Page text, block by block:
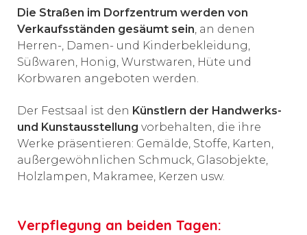
Die Straßen im Dorfzentrum werden von
Verkaufsständen gesäumt sein, an denen
Herren-, Damen- und Kinderbekleidung,
Süßwaren, Honig, Wurstwaren, Hüte und
Korbwaren angeboten werden.
Der Festsaal ist den Künstlern der Handwerks-
und Kunstausstellung vorbehalten, die ihre
Werke präsentieren: Gemälde, Stoffe, Karten,
außergewöhnlichen Schmuck, Glasobjekte,
Holzlampen, Makramee, Kerzen usw.
Verpflegung an beiden Tagen: